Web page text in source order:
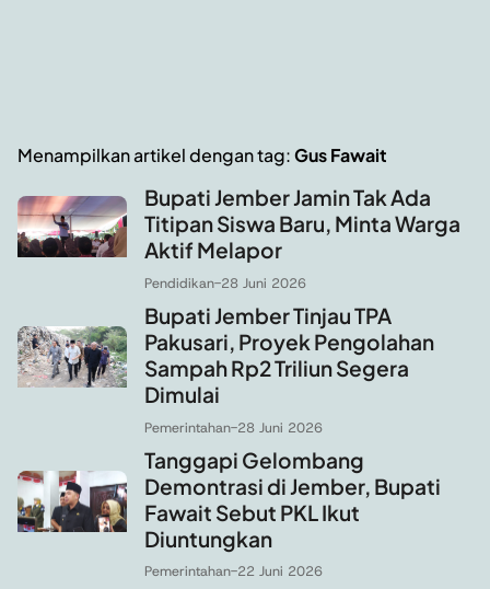
Menampilkan artikel dengan tag:Gus Fawait
Bupati Jember Jamin Tak Ada
Titipan Siswa Baru, Minta Warga
Aktif Melapor
Pendidikan-28 Juni 2026
Bupati Jember Tinjau TPA
Pakusari, Proyek Pengolahan
Sampah Rp2 Triliun Segera
Dimulai
Pemerintahan-28 Juni 2026
Tanggapi Gelombang
Demontrasi di Jember, Bupati
Fawait Sebut PKL Ikut
Diuntungkan
Pemerintahan-22 Juni 2026